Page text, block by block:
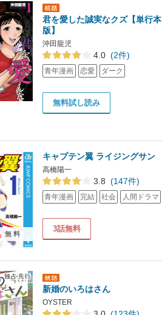
君を愛した誠実なクズ【単行本
版】
沖田龍児
4.0 (2件)
青年漫画 恋愛 ダーク
無料試し読み
キャプテン翼 ライジングサン
高橋陽一
3.8 (147件)
青年漫画 完結 社会 人間ドラマ
3話無料
無料
新婚のいろはさん
OYSTER